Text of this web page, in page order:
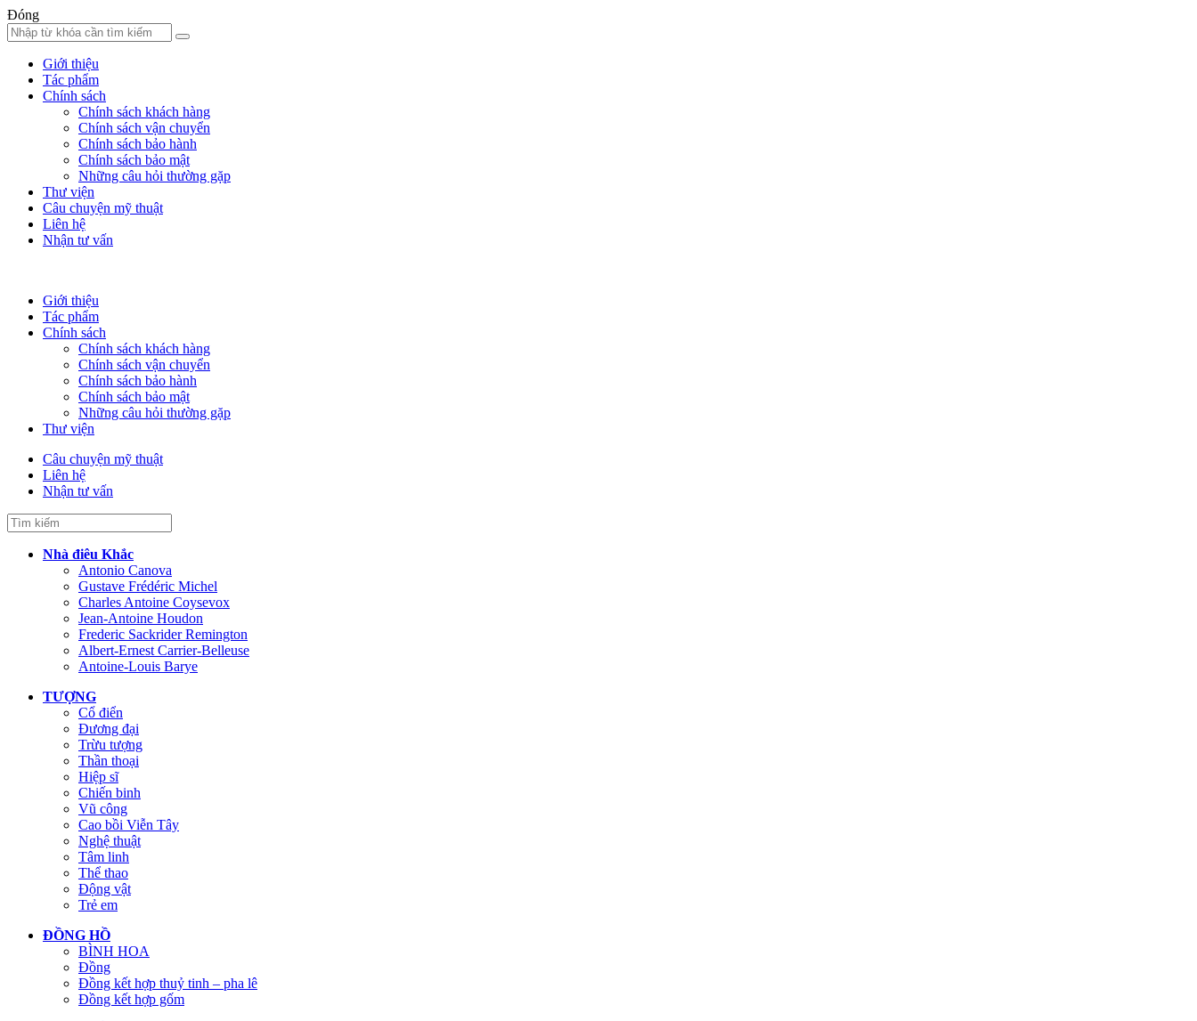
Đóng
Giới thiệu
Tác phẩm
Chính sách
Chính sách khách hàng
Chính sách vận chuyển
Chính sách bảo hành
Chính sách bảo mật
Những câu hỏi thường gặp
Thư viện
Câu chuyện mỹ thuật
Liên hệ
Nhận tư vấn
Giới thiệu
Tác phẩm
Chính sách
Chính sách khách hàng
Chính sách vận chuyển
Chính sách bảo hành
Chính sách bảo mật
Những câu hỏi thường gặp
Thư viện
Câu chuyện mỹ thuật
Liên hệ
Nhận tư vấn
Nhà điêu Khắc
Antonio Canova
Gustave Frédéric Michel
Charles Antoine Coysevox
Jean-Antoine Houdon
Frederic Sackrider Remington
Albert-Ernest Carrier-Belleuse
Antoine-Louis Barye
TƯỢNG
Cổ điển
Đương đại
Trừu tượng
Thần thoại
Hiệp sĩ
Chiến binh
Vũ công
Cao bồi Viễn Tây
Nghệ thuật
Tâm linh
Thể thao
Động vật
Trẻ em
ĐỒNG HỒ
BÌNH HOA
Đồng
Đồng kết hợp thuỷ tinh – pha lê
Đồng kết hợp gốm